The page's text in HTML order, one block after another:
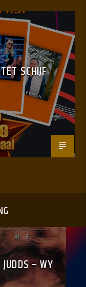
SCHIJF
– WY